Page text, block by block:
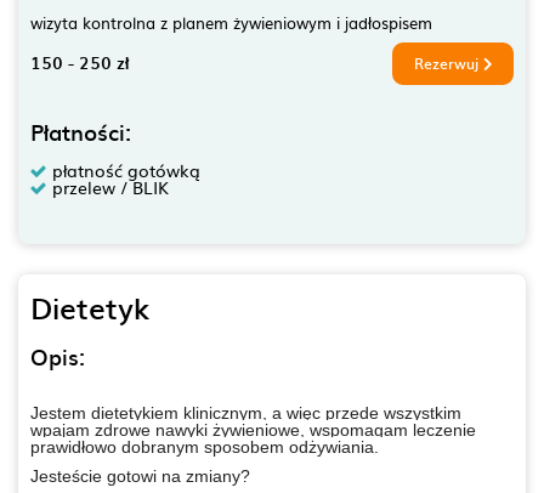
wizyta kontrolna z planem żywieniowym i jadłospisem
150 - 250 zł Rezerwuj
Płatności:
płatność gotówką
przelew / BLIK
Dietetyk
Opis:
Jestem dietetykiem klinicznym, a więc przede wszystkim
wpajam zdrowe nawyki żywieniowe, wspomagam leczenie
prawidłowo dobranym sposobem odżywiania.
Jesteście gotowi na zmiany?